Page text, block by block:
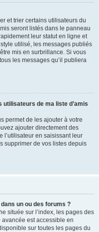
et trier certains utilisateurs du
seront listés dans le panneau
leur statut en ligne et
utilisé, les messages publiés
mis en surbrillance. Si vous
les messages qu’il publiera
de ma liste d’amis
permet de les ajouter à votre
ajouter directement des
l’utilisateur en saisissant leur
supprimer de vos listes depuis
un ou des forums ?
située sur l’index, les pages des
est accessible en
sur toutes les pages du